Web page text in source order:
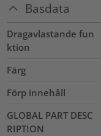
Basdata
Dragavlastande fun
ktion
Färg
Förp innehåll
GLOBAL PART DESC
RIPTION